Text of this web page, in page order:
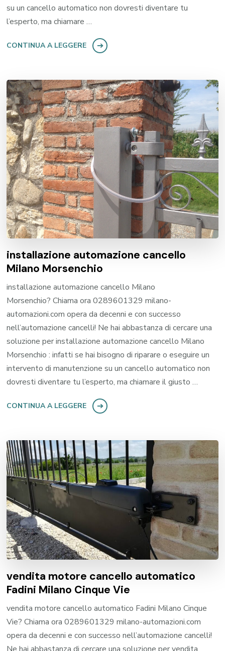
su un cancello automatico non dovresti diventare tu
l’esperto, ma chiamare …
CONTINUA A LEGGERE
installazione automazione cancello
Milano Morsenchio
installazione automazione cancello Milano
Morsenchio? Chiama ora 0289601329 milano-
automazioni.com opera da decenni e con successo
nell’automazione cancelli! Ne hai abbastanza di cercare una
soluzione per installazione automazione cancello Milano
Morsenchio : infatti se hai bisogno di riparare o eseguire un
intervento di manutenzione su un cancello automatico non
dovresti diventare tu l’esperto, ma chiamare il giusto …
CONTINUA A LEGGERE
vendita motore cancello automatico
Fadini Milano Cinque Vie
vendita motore cancello automatico Fadini Milano Cinque
Vie? Chiama ora 0289601329 milano-automazioni.com
opera da decenni e con successo nell’automazione cancelli!